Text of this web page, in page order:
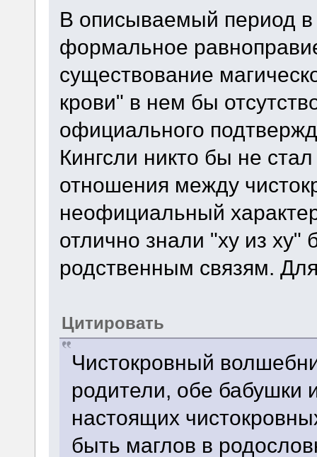
В описываемый период
формальное
существование
крови" в нем бы
официального
Кингсли никто бы не
отношения между
неофициальный
отлично знали "ху из
родственным связям.
Цитировать
Чистокровный
родители, обе
настоящих
быть маглов в